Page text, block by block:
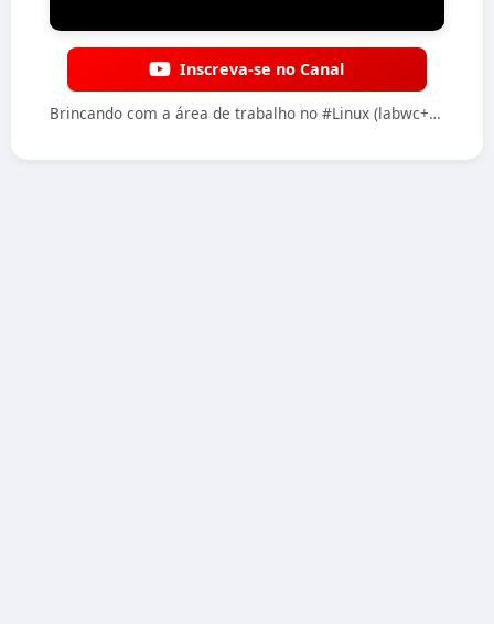
Inscreva-se no Canal
Brincando com a área de trabalho no #Linux (labwc+lxqt,etc...) #fun #fyp #foryou